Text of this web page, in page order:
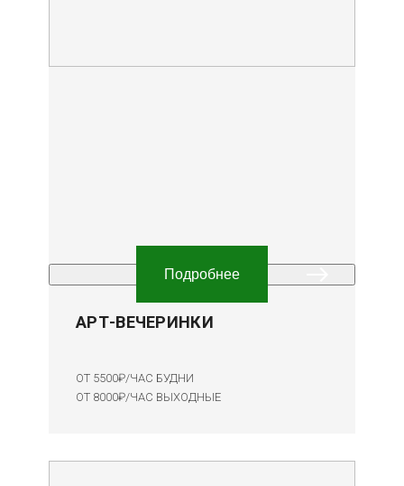
Подробнее
АРТ-ВЕЧЕРИНКИ
ОТ 5500₽/ЧАС БУДНИ
ОТ 8000₽/ЧАС ВЫХОДНЫЕ